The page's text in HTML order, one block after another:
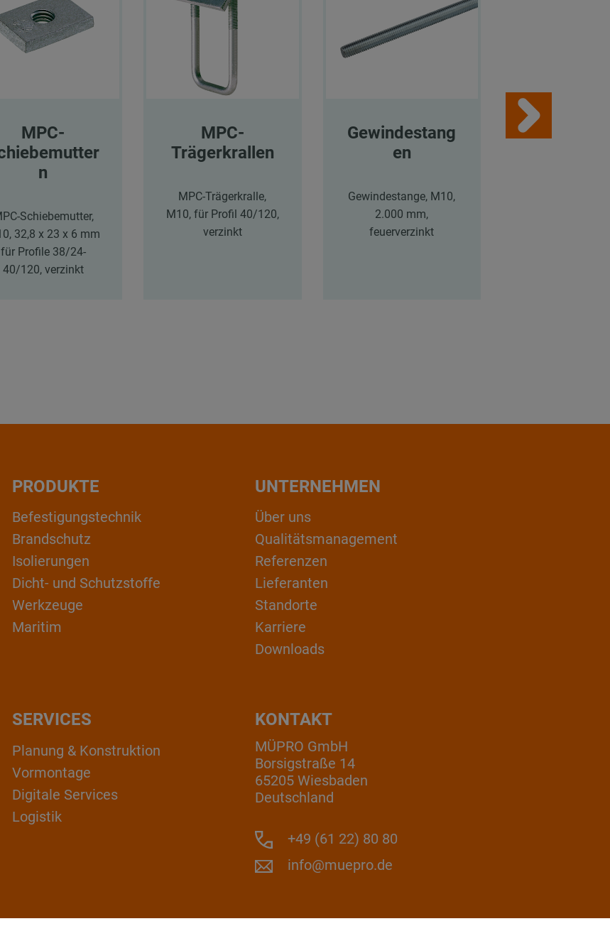
MPC-
n
Schiebemutter,
32,8 x 23 x 6 mm
für Profile 38/24-
40/120, verzinkt
MPC-
Trägerkrallen
MPC-Trägerkralle,
M10, für Profil 40/120,
verzinkt
Gewindestang
en
Gewindestange, M10,
2.000 mm,
feuerverzinkt
PRODUKTE
Befestigungstechnik
Brandschutz
Isolierungen
Dicht- und Schutzstoffe
Werkzeuge
Maritim
UNTERNEHMEN
Über uns
Qualitätsmanagement
Referenzen
Lieferanten
Standorte
Karriere
Downloads
KONTAKT
MÜPRO GmbH
Borsigstraße 14
65205 Wiesbaden
Deutschland
+49 (61 22) 80 80
info@muepro.de
SERVICES
Planung & Konstruktion
Vormontage
Digitale Services
Logistik